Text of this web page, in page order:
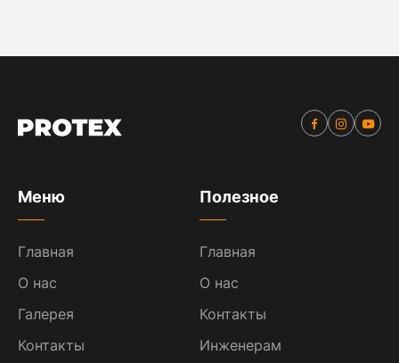
Меню
Главная
О нас
Галерея
Контакты
Полезное
Главная
О нас
Контакты
Инженерам